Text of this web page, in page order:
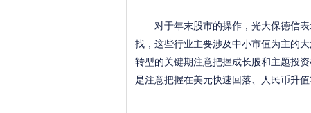
对于年末股市的操作，光大保德信表
找，这些行业主要涉及中小市值为主的
转型的关键期注意把握成长股和主题投
是注意把握在美元快速回落、人民币升